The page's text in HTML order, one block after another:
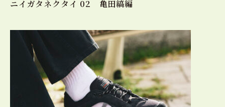
ニイガタネクタイ 02 亀田縞編